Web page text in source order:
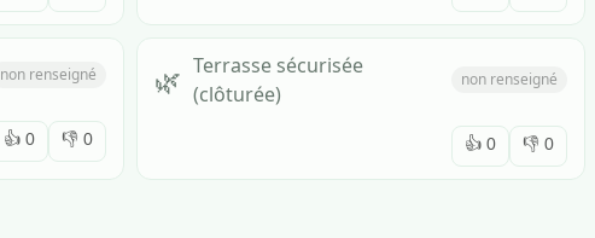
non renseigné
👍 0 👎 0
🌿 Terrasse sécurisée
(clôturée)
non renseigné
👍 0 👎 0